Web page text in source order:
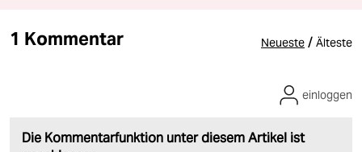
1 Kommentar Neueste / Älteste
Die Kommentarfunktion unter diesem Artikel ist
einloggen